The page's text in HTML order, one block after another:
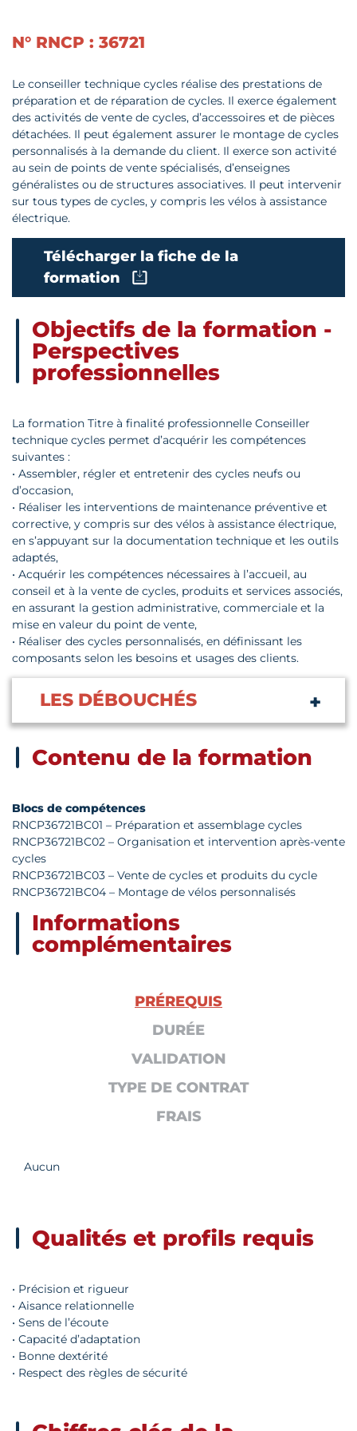
N° RNCP : 36721
Le conseiller technique cycles réalise des prestations de
préparation et de réparation de cycles. Il exerce également
des activités de vente de cycles, d’accessoires et de pièces
détachées. Il peut également assurer le montage de cycles
personnalisés à la demande du client. Il exerce son activité
au sein de points de vente spécialisés, d’enseignes
généralistes ou de structures associatives. Il peut intervenir
sur tous types de cycles, y compris les vélos à assistance
électrique.
Télécharger la fiche de la
formation
Objectifs de la formation -
Perspectives
professionnelles
La formation Titre à finalité professionnelle Conseiller
technique cycles permet d’acquérir les compétences
suivantes :
• Assembler, régler et entretenir des cycles neufs ou
d’occasion,
• Réaliser les interventions de maintenance préventive et
corrective, y compris sur des vélos à assistance électrique,
en s’appuyant sur la documentation technique et les outils
adaptés,
• Acquérir les compétences nécessaires à l’accueil, au
conseil et à la vente de cycles, produits et services associés,
en assurant la gestion administrative, commerciale et la
mise en valeur du point de vente,
• Réaliser des cycles personnalisés, en définissant les
composants selon les besoins et usages des clients.
LES DÉBOUCHÉS
Contenu de la formation
Blocs de compétences
RNCP36721BC01 – Préparation et assemblage cycles
RNCP36721BC02 – Organisation et intervention après-vente
cycles
RNCP36721BC03 – Vente de cycles et produits du cycle
RNCP36721BC04 – Montage de vélos personnalisés
Informations
complémentaires
PRÉREQUIS
DURÉE
VALIDATION
TYPE DE CONTRAT
FRAIS
Aucun
Qualités et profils requis
• Précision et rigueur
• Aisance relationnelle
• Sens de l’écoute
• Capacité d’adaptation
• Bonne dextérité
• Respect des règles de sécurité